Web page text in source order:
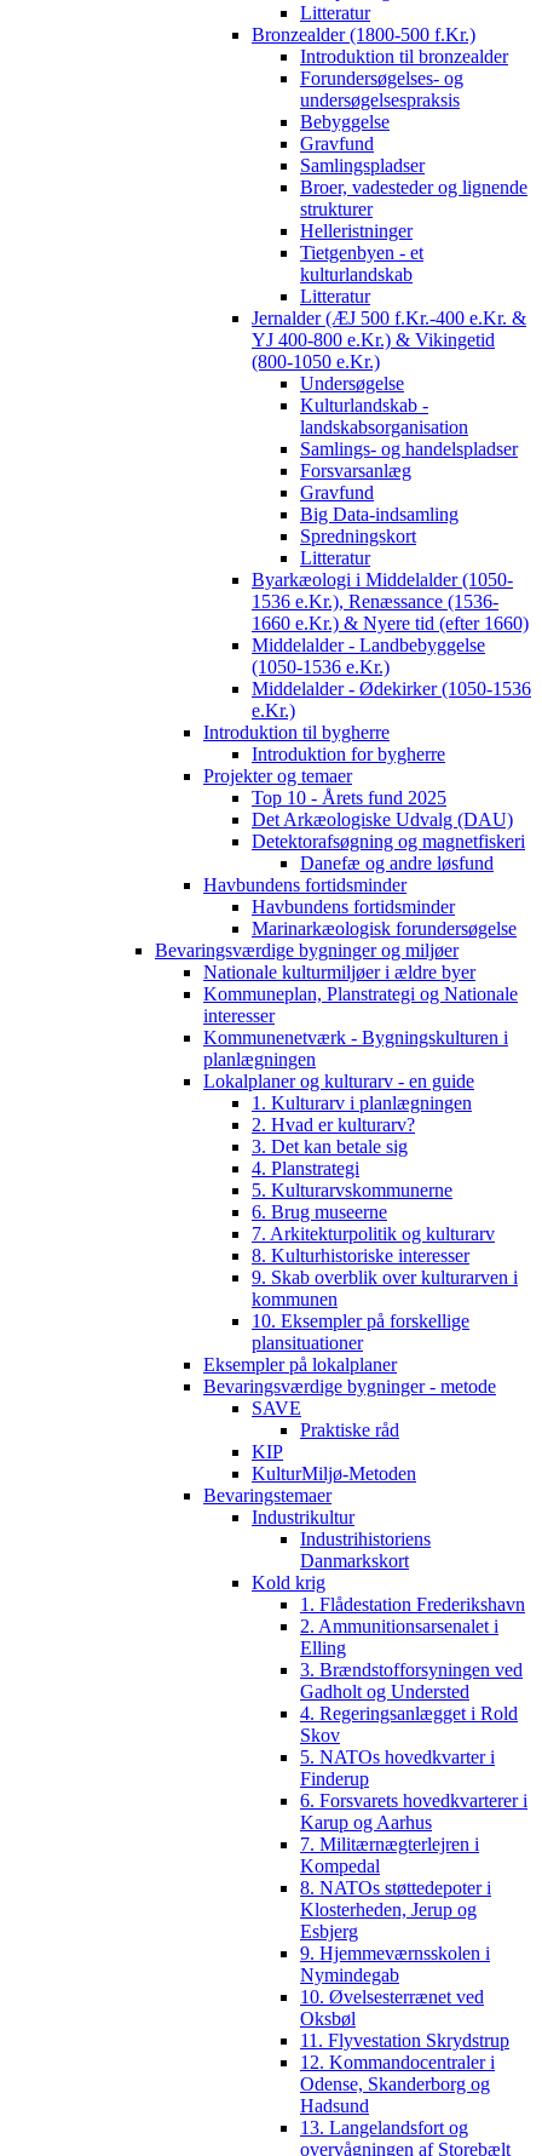
Litteratur
Bronzealder (1800-500 f.Kr.)
Introduktion til bronzealder
Forundersøgelses- og
undersøgelsespraksis
Bebyggelse
Gravfund
Samlingspladser
Broer, vadesteder og lignende
strukturer
Helleristninger
Tietgenbyen - et
kulturlandskab
Litteratur
Jernalder (ÆJ 500 f.Kr.-400 e.Kr. &
YJ 400-800 e.Kr.) & Vikingetid
(800-1050 e.Kr.)
Undersøgelse
Kulturlandskab -
landskabsorganisation
Samlings- og handelspladser
Forsvarsanlæg
Gravfund
Big Data-indsamling
Spredningskort
Litteratur
Byarkæologi i Middelalder (1050-
1536 e.Kr.), Renæssance (1536-
1660 e.Kr.) & Nyere tid (efter 1660)
Middelalder - Landbebyggelse
(1050-1536 e.Kr.)
Middelalder - Ødekirker (1050-1536
e.Kr.)
Introduktion til bygherre
Introduktion for bygherre
Projekter og temaer
Top 10 - Årets fund 2025
Det Arkæologiske Udvalg (DAU)
Detektorafsøgning og magnetfiskeri
Danefæ og andre løsfund
Havbundens fortidsminder
Havbundens fortidsminder
Marinarkæologisk forundersøgelse
Bevaringsværdige bygninger og miljøer
Nationale kulturmiljøer i ældre byer
Kommuneplan, Planstrategi og Nationale
interesser
Kommunenetværk - Bygningskulturen i
planlægningen
Lokalplaner og kulturarv - en guide
1. Kulturarv i planlægningen
2. Hvad er kulturarv?
3. Det kan betale sig
4. Planstrategi
5. Kulturarvskommunerne
6. Brug museerne
7. Arkitekturpolitik og kulturarv
8. Kulturhistoriske interesser
9. Skab overblik over kulturarven i
kommunen
10. Eksempler på forskellige
plansituationer
Eksempler på lokalplaner
Bevaringsværdige bygninger - metode
SAVE
Praktiske råd
KIP
KulturMiljø-Metoden
Bevaringstemaer
Industrikultur
Industrihistoriens
Danmarkskort
Kold krig
1. Flådestation Frederikshavn
2. Ammunitionsarsenalet i
Elling
3. Brændstofforsyningen ved
Gadholt og Understed
4. Regeringsanlægget i Rold
Skov
5. NATOs hovedkvarter i
Finderup
6. Forsvarets hovedkvarterer i
Karup og Aarhus
7. Militærnægterlejren i
Kompedal
8. NATOs støttedepoter i
Klosterheden, Jerup og
Esbjerg
9. Hjemmeværnsskolen i
Nymindegab
10. Øvelsesterrænet ved
Oksbøl
11. Flyvestation Skrydstrup
12. Kommandocentraler i
Odense, Skanderborg og
Hadsund
13. Langelandsfort og
overvågningen af Storebælt